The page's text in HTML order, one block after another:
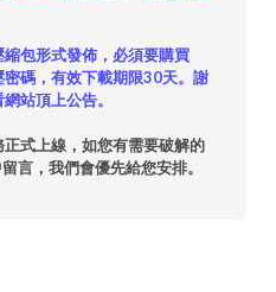
縮包形式發佈，必須要購買
碼，有效下載期限30天。謝
站頂上公告。
正式上線，如您有需要破解的
言，我們會優先給您安排。